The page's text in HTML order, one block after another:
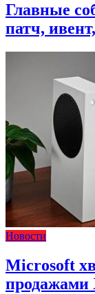
Главные
патч,
Новости
Microsoft
продажами